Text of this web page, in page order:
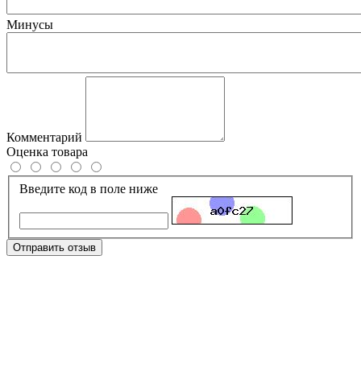
Минусы
Комментарий
Оценка товара
Введите код в поле ниже
Отправить отзыв